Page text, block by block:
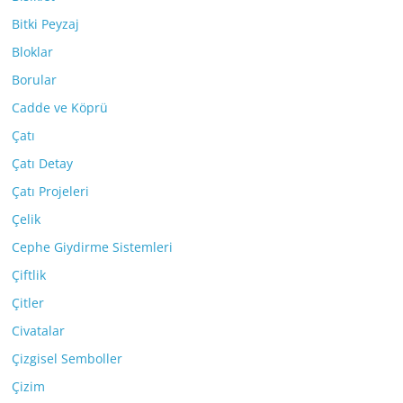
Bitki Peyzaj
Bloklar
Borular
Cadde ve Köprü
Çatı
Çatı Detay
Çatı Projeleri
Çelik
Cephe Giydirme Sistemleri
Çiftlik
Çitler
Civatalar
Çizgisel Semboller
Çizim